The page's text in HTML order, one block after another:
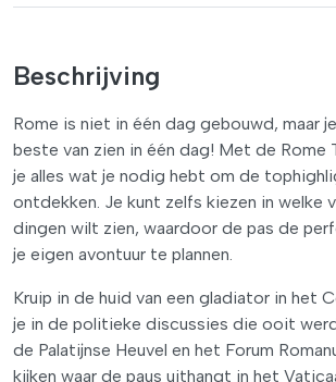
Beschrijving
Rome is niet in één dag gebouwd, maar
beste van zien in één dag! Met de Rome
je alles wat je nodig hebt om de
ontdekken. Je kunt zelfs kiezen in welke
dingen wilt zien, waardoor de pas de
je eigen avontuur te plannen.
Kruip in de huid van een gladiator in het
je in de politieke discussies die ooit
de Palatijnse Heuvel en het Forum
kijken waar de paus uithangt in het